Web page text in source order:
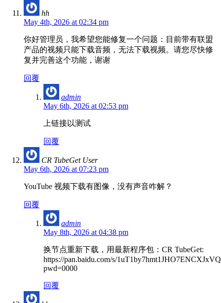
hh
May 4th, 2026 at 02:34 pm
你好管理员，我希望您能修复一个问题：目前带有联盟
产品的视频只能下载音频，无法下载视频。请您尽快修
复并完善这个功能，谢谢
回覆
admin
May 6th, 2026 at 02:53 pm
上链接以测试
回覆
CR TubeGet User
May 6th, 2026 at 07:23 pm
YouTube 视频下载有图像，没有声音咋解？
回覆
admin
May 8th, 2026 at 04:38 pm
换节点重新下载，用最新程序包：CR TubeGet:
https://pan.baidu.com/s/
pwd=0000
回覆